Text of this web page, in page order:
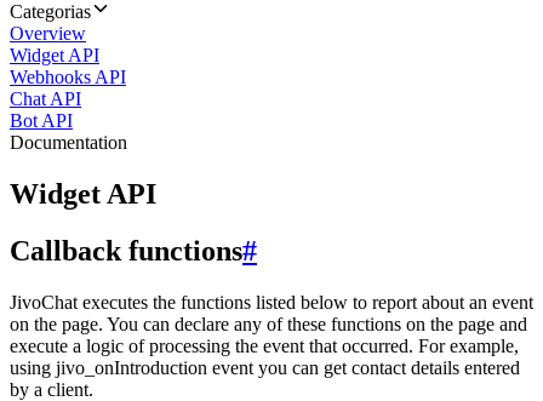
Categorias
Overview
Widget API
Webhooks API
Chat API
Bot API
Documentation
Widget API
Callback functions#
JivoChat executes the functions listed below to report about an event
on the page. You can declare any of these functions on the page and
execute a logic of processing the event that occurred. For example,
using jivo_onIntroduction event you can get contact details entered
by a client.